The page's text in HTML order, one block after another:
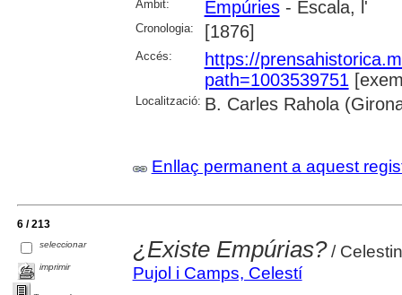
Àmbit: Empúries- Escala, l'
Cronologia: [1876]
Accés:
https://
path=1003539751
Localització: B. Carles Rahola
Enllaç permanent a aquest
6 / 213
seleccionar
imprimir
¿Existe Empúrias?/
Pujol i Camps, Celestí